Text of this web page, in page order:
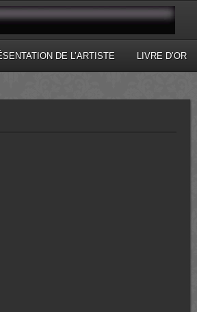
DE L’ARTISTE LIVRE D’OR